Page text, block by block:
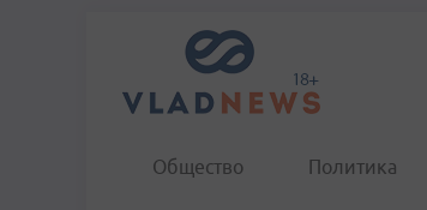
Общество Политика